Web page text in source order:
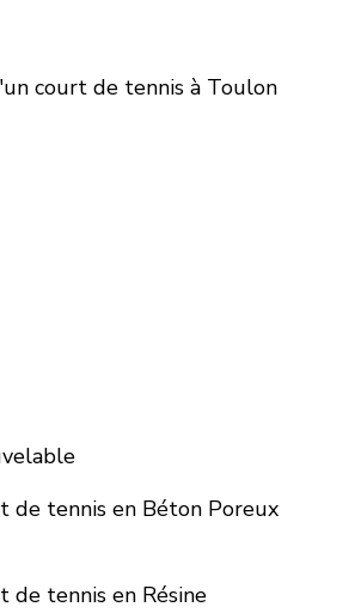
court de tennis à Toulon
de tennis en Béton Poreux
de tennis en Résine